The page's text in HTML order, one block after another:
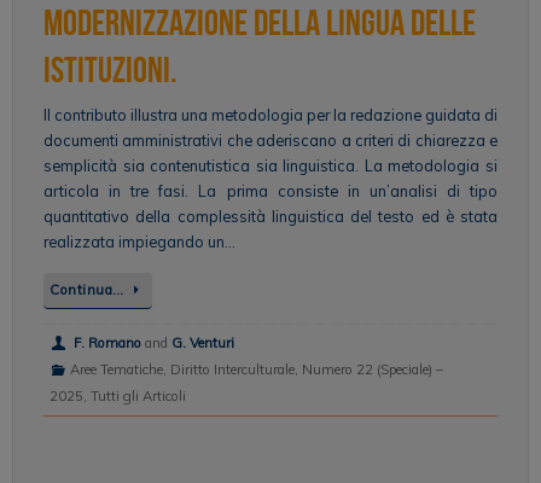
modernizzazione della lingua delle
istituzioni.
Il contributo illustra una metodologia per la redazione guidata di
documenti amministrativi che aderiscano a criteri di chiarezza e
semplicità sia contenutistica sia linguistica. La metodologia si
articola in tre fasi. La prima consiste in un’analisi di tipo
quantitativo della complessità linguistica del testo ed è stata
realizzata impiegando un…
Continua…
F. Romanoand G. Venturi
Aree Tematiche, Diritto Interculturale, Numero 22 (Speciale) –
2025, Tutti gli Articoli